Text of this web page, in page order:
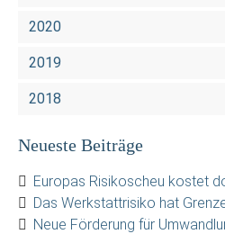
2020
2019
2018
Neueste Beiträge
Europas Risikoscheu kostet
Das Werkstattrisiko hat
Neue Förderung für